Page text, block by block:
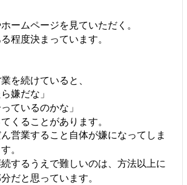
ームページを見ていただく。
程度決まっています。
を続けていると、
嫌だな」
ているのかな」
くることがあります。
営業すること自体が嫌になってしま
。
するうえで難しいのは、方法以上に
だと思っています。